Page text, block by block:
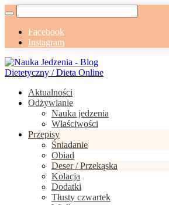
Facebook
Instagram
Aktualności
Odżywianie
Nauka jedzenia
Właściwości
Przepisy
Śniadanie
Obiad
Deser / Przekąska
Kolacja
Dodatki
Tłusty czwartek